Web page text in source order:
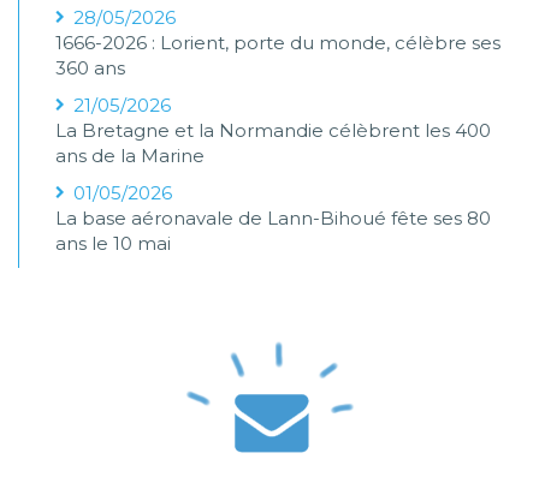
28/05/2026
1666-2026 : Lorient, porte du monde, célèbre ses
360 ans
21/05/2026
La Bretagne et la Normandie célèbrent les 400
ans de la Marine
01/05/2026
La base aéronavale de Lann-Bihoué fête ses 80
ans le 10 mai